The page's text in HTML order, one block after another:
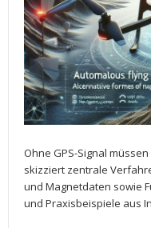
Ohne GPS-Signal
skizziert ⁤zentrale⁤
und Magnetdaten ‍sowie
und Praxisbeispiele aus‌